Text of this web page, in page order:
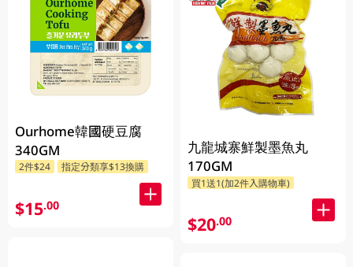
Ourhome韓國硬豆腐
340GM
2件$24 指定分類享$13換購
$15.00
九龍城寨鮮製墨魚丸
170GM
買1送1(加2件入購物車)
$20.00